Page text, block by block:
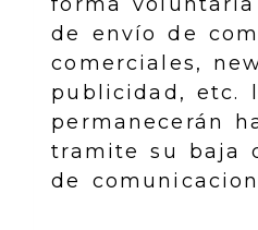
de envío de
comerciales,
publicidad, etc.
permanecerán
tramite su baja
de